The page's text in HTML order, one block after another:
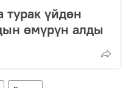
үйдөн
өмүрүн алды